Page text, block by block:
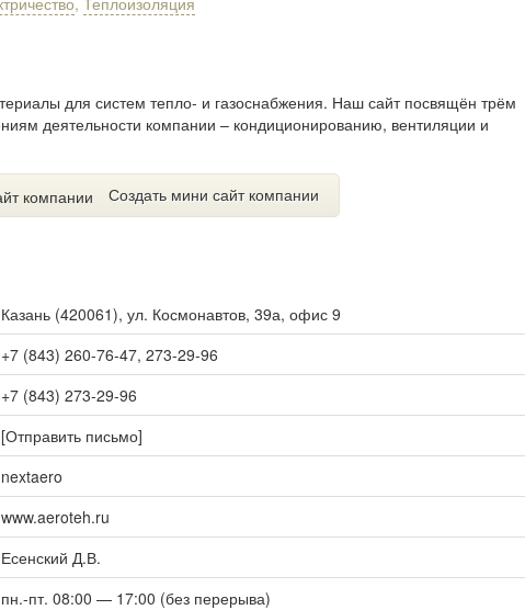
для систем тепло- и газоснабжения. Наш сайт посвящён трём
деятельности компании – кондиционированию, вентиляции и
Создать мини сайт компании
Казань (420061), ул. Космонавтов, 39а, офис 9
+7 (843) 260-76-47, 273-29-96
+7 (843) 273-29-96
[Отправить письмо]
nextaero
www.aeroteh.ru
Есенский Д.В.
пн.-пт. 08:00 — 17:00 (без перерыва)